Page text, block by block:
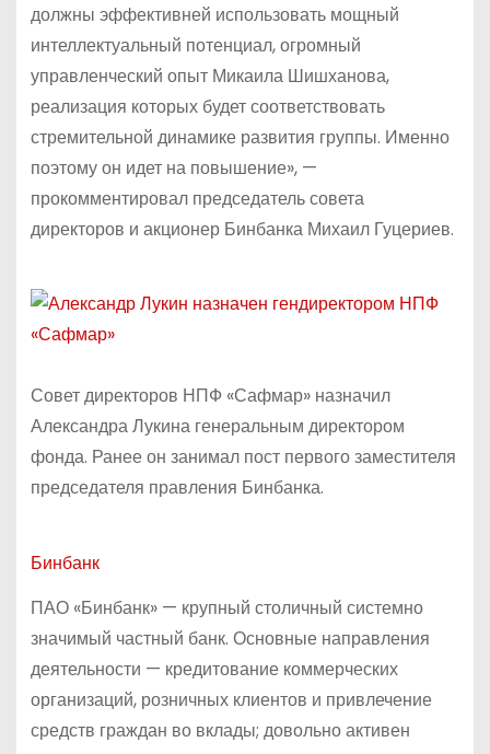
должны эффективней использовать мощный
интеллектуальный потенциал, огромный
управленческий опыт Микаила Шишханова,
реализация которых будет соответствовать
стремительной динамике развития группы. Именно
поэтому он идет на повышение», —
прокомментировал председатель совета
директоров и акционер Бинбанка Михаил Гуцериев.
Совет директоров НПФ «Сафмар» назначил
Александра Лукина генеральным директором
фонда. Ранее он занимал пост первого заместителя
председателя правления Бинбанка.
Бинбанк
ПАО «Бинбанк» — крупный столичный системно
значимый частный банк. Основные направления
деятельности — кредитование коммерческих
организаций, розничных клиентов и привлечение
средств граждан во вклады; довольно активен